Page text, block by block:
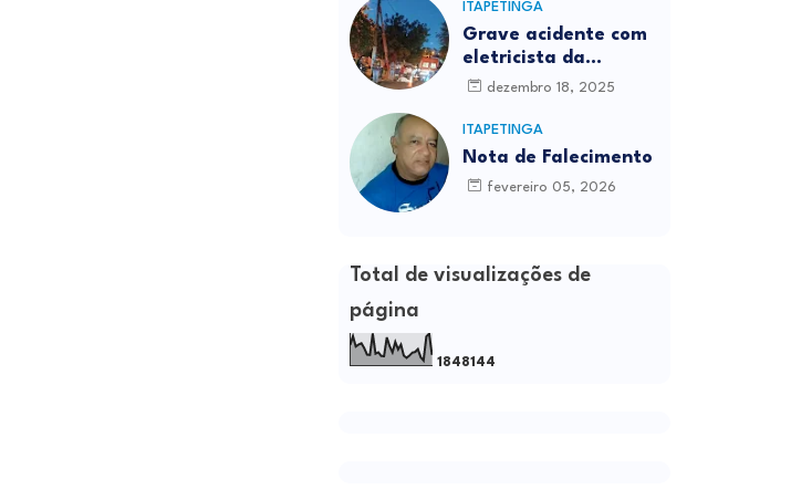
ITAPETINGA
Grave acidente com
eletricista da
Prefeitura é
Itapetinga
dezembro 18, 2025
ITAPETINGA
Nota de Falecimento
fevereiro 05, 2026
Total de visualizações de
página
1 8481 44